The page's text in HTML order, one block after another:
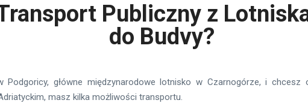
Publiczny z
do Budvy?
główne międzynarodowe lotnisko w Czarnogórze, i chcesz
masz kilka możliwości transportu.